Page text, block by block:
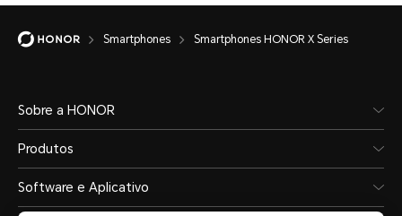
Smartphones Smartphones HONOR X Series
Sobre a HONOR
Produtos
Software e Aplicativo